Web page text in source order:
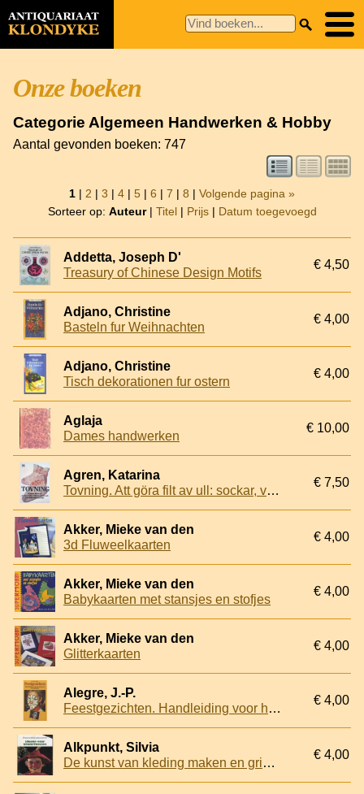
Onze boeken
Categorie Algemeen Handwerken & Hobby
Aantal gevonden boeken: 747
1 | 2 | 3 | 4 | 5 | 6 | 7 | 8 | Volgende pagina »
Sorteer op: Auteur| Titel| Prijs| Datum toegevoegd
Addetta, Joseph D'
Treasury of Chinese Design Motifs
€ 4,50
Adjano, Christine
Basteln fur Weihnachten
€ 4,00
Adjano, Christine
Tisch dekorationen fur ostern
€ 4,00
Aglaja
Dames handwerken
€ 10,00
Agren, Katarina
Tovning. Att göra filt av ull: sockar, vantar, mössor, httar och fria dekorativa textilier
€ 7,50
Akker, Mieke van den
3d Fluweelkaarten
€ 4,00
Akker, Mieke van den
Babykaarten met stansjes en stofjes
€ 4,00
Akker, Mieke van den
Glitterkaarten
€ 4,00
Alegre, J.-P.
Feestgezichten. Handleiding voor het grimeren van kinderen
€ 4,00
Alkpunkt, Silvia
De kunst van kleding maken en grimeren. Ideeën voor kinderfeesten
€ 4,00